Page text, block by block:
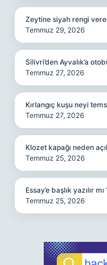
Zeytine siyah rengi
Temmuz 29, 2026
Silivri’den Ayvalık’a
Temmuz 27, 2026
Kırlangıç kuşu neyi
Temmuz 27, 2026
Klozet kapağı neden
Temmuz 25, 2026
Essay’e başlık yazılır mı
Temmuz 25, 2026